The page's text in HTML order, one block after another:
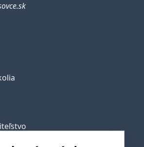
obce